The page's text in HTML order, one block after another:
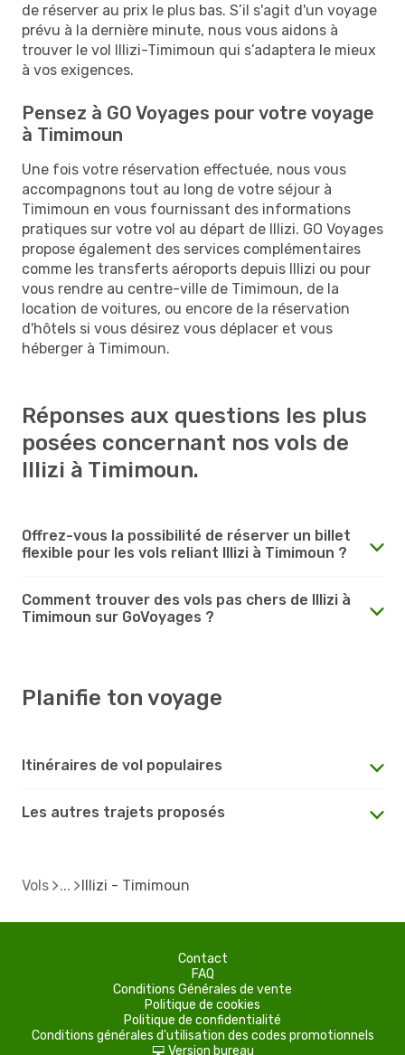
de réserver au prix le plus bas. S’il s'agit d'un voyage
prévu à la dernière minute, nous vous aidons à
trouver le vol Illizi-Timimoun qui s’adaptera le mieux
à vos exigences.
Pensez à GO Voyages pour votre voyage
à Timimoun
Une fois votre réservation effectuée, nous vous
accompagnons tout au long de votre séjour à
Timimoun en vous fournissant des informations
pratiques sur votre vol au départ de Illizi. GO Voyages
propose également des services complémentaires
comme les transferts aéroports depuis Illizi ou pour
vous rendre au centre-ville de Timimoun, de la
location de voitures, ou encore de la réservation
d'hôtels si vous désirez vous déplacer et vous
héberger à Timimoun.
Réponses aux questions les plus
posées concernant nos vols de
Illizi à Timimoun.
Offrez-vous la possibilité de réserver un billet
flexible pour les vols reliant Illizi à Timimoun ?
Comment trouver des vols pas chers de Illizi à
Timimoun sur GoVoyages ?
Planifie ton voyage
Itinéraires de vol populaires
Les autres trajets proposés
Vols Illizi - Timimoun
Contact
FAQ
Conditions Générales de vente
Politique de cookies
Politique de confidentialité
Conditions générales d'utilisation des codes promotionnels
d Version bureau